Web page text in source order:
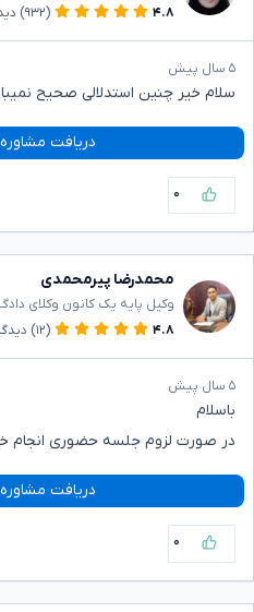
۴.۸ (۹۳۲)
۵ سال پیش
سلام خیر چنین استدلالی صحیح
دریافت
۰
محمدرضا پیرمحمدی
وکیل پایه یک کانون وکلای
۴.۸
(۱۲)
۵ سال پیش
باسلام
در صورت لزوم جلسه حضوری انجام
دریافت
۰